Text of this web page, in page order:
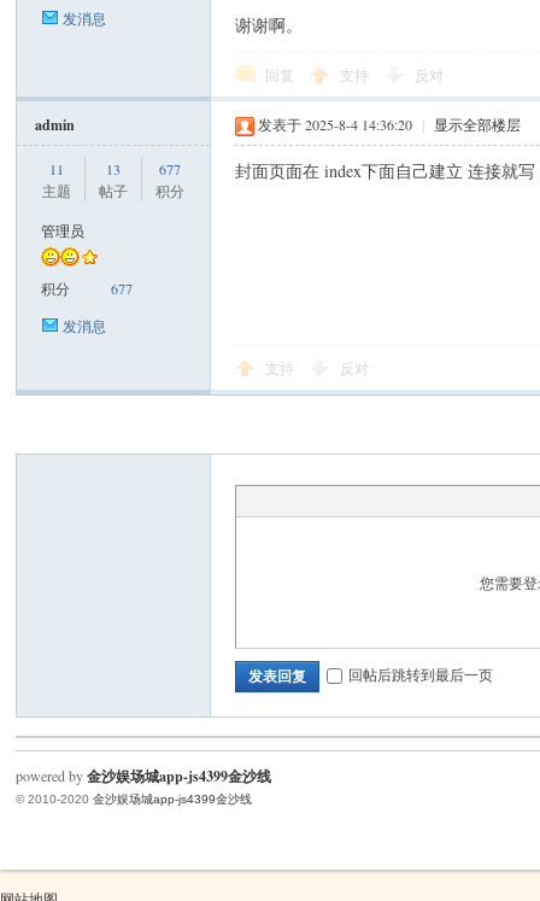
沙
发消息
谢谢啊。
回复 支持 反对
admin
11
主题
13
帖子
677
积分
管理员
积分
677
发消息
发表于 2025-8-4 14:36:20 | 显示全部楼层
封面页面在 index下面自己建立 连接就
支持 反对
您需要
发表回复 回帖后跳转到最后一页
powered by金沙娱场城app-js4399金沙线
© 2010-2020 金沙娱场城app-js4399金沙线